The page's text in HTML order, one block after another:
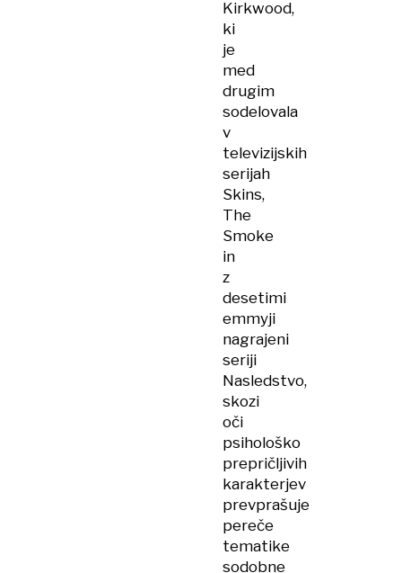
Kirkwood,
ki
je
med
drugim
sodelovala
v
televizijskih
serijah
Skins,
The
Smoke
in
z
desetimi
emmyji
nagrajeni
seriji
Nasledstvo,
skozi
oči
psihološko
prepričljivih
karakterjev
prevprašuje
pereče
tematike
sodobne